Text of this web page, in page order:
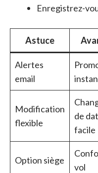
Enregistrez-
Astuce
Alertes
email
Modification
flexible
de
facile
Option siège
vol